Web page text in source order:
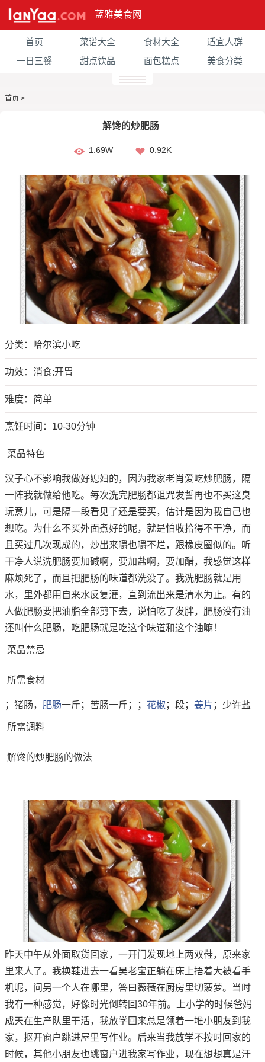
蓝雅美食网
首页 菜谱大全 食材大全
适宜人群
一日三餐
甜点饮品 面包糕点 美食分类
首页 >
解馋的炒肥肠
1.69W 0.92K
分类： 哈尔滨小吃
功效：消食;开胃
难度：简单
烹饪时间：10-30分钟
菜品特色
汉子心不影响我做好媳妇的，因为我家老肖爱吃炒肥肠，隔
一阵我就做给他吃。每次洗完肥肠都诅咒发誓再也不买这臭
玩意儿，可是隔一段看见了还是要买，估计是因为我自己也
想吃。为什么不买外面煮好的呢，就是怕收拾得不干净，而
且买过几次现成的，炒出来嚼也嚼不烂，跟橡皮圈似的。听
干净人说洗肥肠要加碱啊，要加盐啊，要加醋，我感觉这样
麻烦死了，而且把肥肠的味道都洗没了。我洗肥肠就是用
水，里外都用自来水反复灌，直到流出来是清水为止。有的
人做肥肠要把油脂全部剪下去，说怕吃了发胖，肥肠没有油
还叫什么肥肠，吃肥肠就是吃这个味道和这个油嘛！
菜品禁忌
所需食材
；猪肠， 肥肠一斤；苦肠一斤；； 花椒 ；段； 姜片 ；少许盐
所需调料
解馋的炒肥肠的做法
昨天中午从外面取货回家，一开门发现地上两双鞋，原来家
里来人了。我换鞋进去一看吴老宝正躺在床上捂着大被看手
机呢，问另一个人在哪里，答曰薇薇在厨房里切菠萝。当时
我有一种感觉，好像时光倒转回30年前。上小学的时候爸妈
成天在生产队里干活，我放学回来总是领着一堆小朋友到我
家，抠开窗户跳进屋里写作业。后来当我放学不按时回家的
时候，其他小朋友也跳窗户进我家写作业，现在想想真是汗